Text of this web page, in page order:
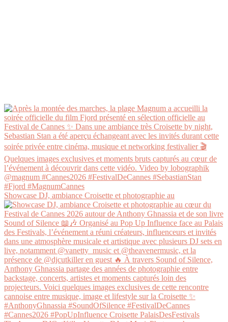
Showcase DJ, ambiance Croisette et photographie au